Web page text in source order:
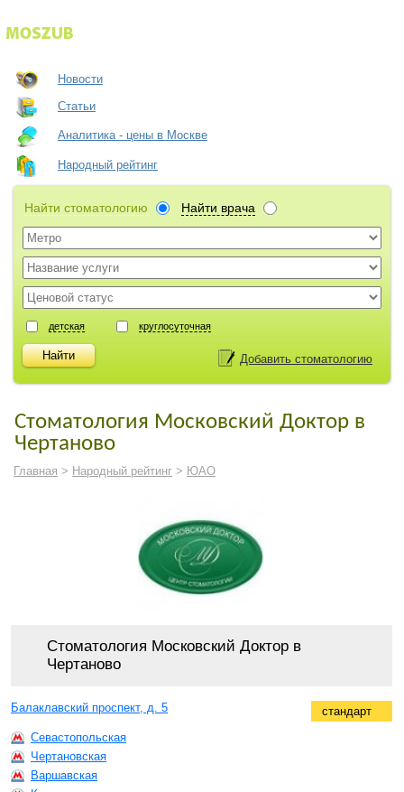
Новости
Статьи
Аналитика - цены в Москве
Народный рейтинг
Найти стоматологию Найти врача
детская круглосуточная
Добавить стоматологию
Стоматология Московский Доктор в
Чертаново
Главная > Народный рейтинг > ЮАО
Стоматология Московский Доктор в
Чертаново
стандарт
Балаклавский проспект, д. 5
Севастопольская
Чертановская
Варшавская